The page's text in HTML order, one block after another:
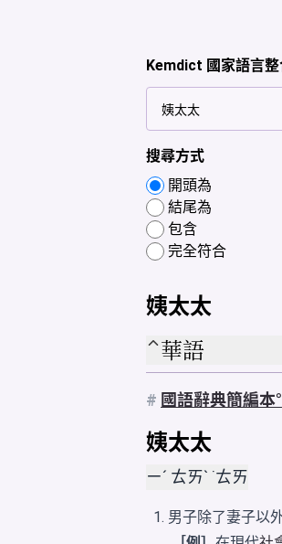
Kemdict 國家語言
搜尋方式
開頭為
結尾為
包含
完全符合
姨太太
華語
# 國語辭典簡編本
姨太太
ㄧˊ ㄊㄞˋ ˙ㄊㄞ
男子除了妻子以